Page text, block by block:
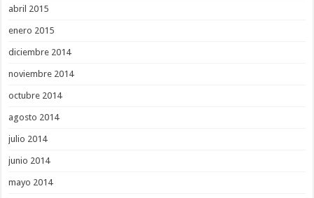
abril 2015
enero 2015
diciembre 2014
noviembre 2014
octubre 2014
agosto 2014
julio 2014
junio 2014
mayo 2014